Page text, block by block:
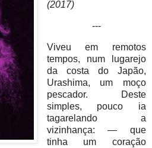
(2017)
---
Viveu em remotos
tempos, num lugarejo
da costa do Japão,
Urashima, um moço
pescador. Deste
simples, pouco ia
tagarelando a
vizinhança: — que
tinha um coração